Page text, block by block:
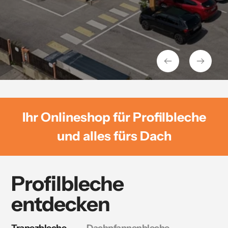
Online konfigurieren & verlässlich liefern
lassen
Trapezbleche entdecken
in Guntramsdorf ab – zum Spezialpreis.
T35 Plus 0,75 mm entdecken
Ihr Onlineshop für Profilbleche
und alles fürs Dach
Profilbleche
entdecken